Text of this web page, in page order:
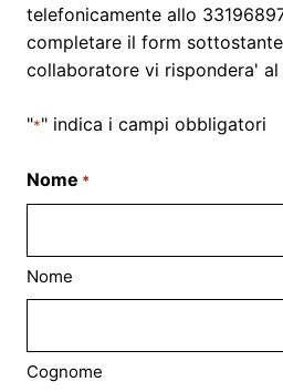
telefonicamente allo
completare il form
collaboratore vi rispondera'
"*" indica i campi obbligatori
Nome *
Nome
Cognome